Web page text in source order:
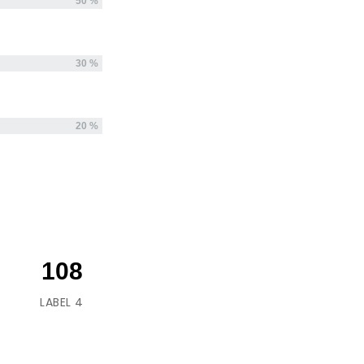
30 %
20 %
108
LABEL 4